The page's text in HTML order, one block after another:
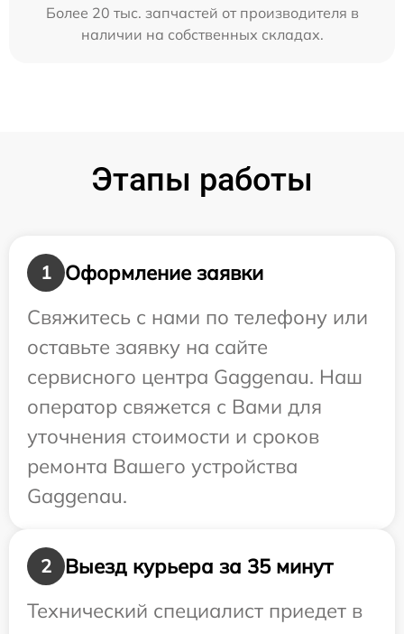
Более 20 тыс. запчастей от производителя в
наличии на собственных складах.
Этапы работы
1
Оформление заявки
Свяжитесь с нами по телефону или
оставьте заявку на сайте
сервисного центра Gaggenau. Наш
оператор свяжется с Вами для
уточнения стоимости и сроков
ремонта Вашего устройства
Gaggenau.
2
Выезд курьера за 35 минут
Технический специалист приедет в